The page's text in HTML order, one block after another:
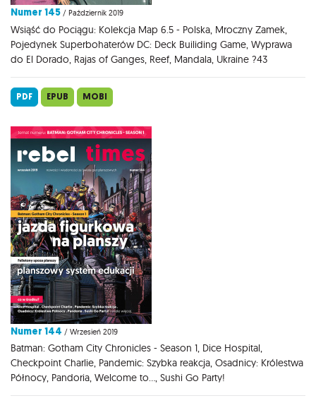
Numer 145 / Październik 2019
Wsiąść do Pociągu: Kolekcja Map 6.5 - Polska, Mroczny Zamek,
Pojedynek Superbohaterów DC: Deck Builiding Game, Wyprawa
do El Dorado, Rajas of Ganges, Reef, Mandala, Ukraine ?43
PDF EPUB MOBI
Numer 144 / Wrzesień 2019
Batman: Gotham City Chronicles - Season 1, Dice Hospital,
Checkpoint Charlie, Pandemic: Szybka reakcja, Osadnicy: Królestwa
Północy, Pandoria, Welcome to..., Sushi Go Party!